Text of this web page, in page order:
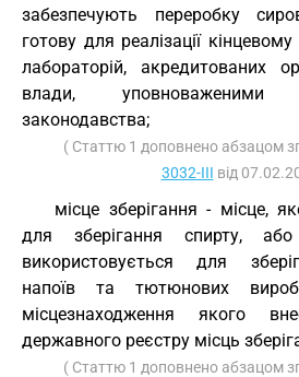
забезпечують переробку
готову для реалізації
лабораторій, акредитованих
влади,
законодавства;
( Статтю 1 доповнено абзацом
3032-III від
місце зберігання - місце,
для зберігання спирту,
використовується для
напоїв та тютюнових
місцезнаходження якого
державного реєстру місць
( Статтю 1 доповнено абзацом